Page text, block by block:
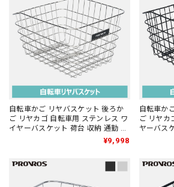
自転車かご リヤバスケット 後ろか
ご リヤカゴ 自転車用 ステンレス ワ
イヤーバスケット 荷台 収納 通勤 通
学 大型 おしゃれ 籠 取り付け簡単
PROVROS(プロブロス) PBS-004S
¥9,998
自転車か
ご リヤカ
ヤーバス
大型 お